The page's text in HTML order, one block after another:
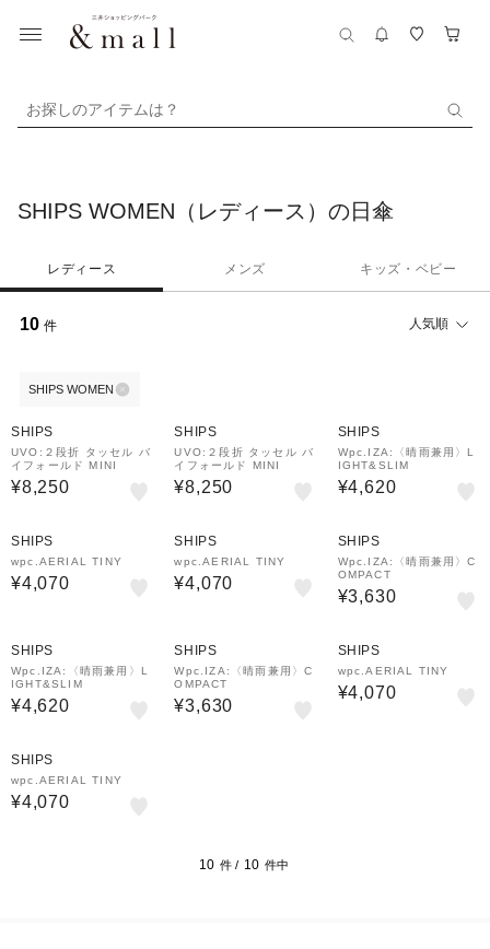
お探しのアイテムは？
SHIPS WOMEN（レディース）の日傘
レディース メンズ キッズ・ベビー
10 件 人気順
SHIPS WOMEN
SHIPS
UVO:２段折 タッセル バ
イフォールド MINI
¥8,250
SHIPS
UVO:２段折 タッセル バ
イフォールド MINI
¥8,250
SHIPS
Wpc.IZA:〈晴雨兼用〉L
IGHT&SLIM
¥4,620
SHIPS
wpc.AERIAL TINY
¥4,070
SHIPS
wpc.AERIAL TINY
¥4,070
SHIPS
Wpc.IZA:〈晴雨兼用〉C
OMPACT
¥3,630
SHIPS
Wpc.IZA:〈晴雨兼用〉L
IGHT&SLIM
¥4,620
SHIPS
Wpc.IZA:〈晴雨兼用〉C
OMPACT
¥3,630
SHIPS
wpc.AERIAL TINY
¥4,070
SHIPS
wpc.AERIAL TINY
¥4,070
10 件 / 10 件中